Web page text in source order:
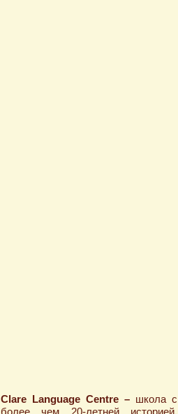
Clare Language Centre – школа с